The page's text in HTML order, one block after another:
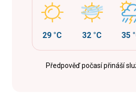
29 °C 32 °C 35
Předpověď počasí přináší